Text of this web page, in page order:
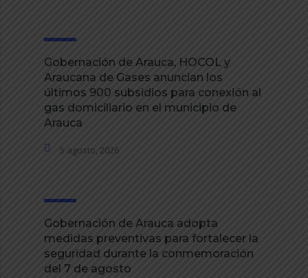
Gobernación de Arauca, HOCOL y
Araucana de Gases anuncian los
últimos 900 subsidios para conexión al
gas domiciliario en el municipio de
Arauca
5 agosto, 2026
Gobernación de Arauca adopta
medidas preventivas para fortalecer la
seguridad durante la conmemoración
del 7 de agosto